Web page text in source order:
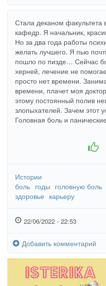
Стала деканом
кафедр. Я начальник,
Но за два года работы
желать лучшего. Я пью
пошло по пизде… Сейчас
херней, лечение не
просто нет времени.
времени, плачет моя
этому постоянный полив
злопыхателей. Зачем этот
Головная боль и
Истории
боль годы головную боль
здоровье карьеру
22/06/2022 - 22:53
Добавить комментарий